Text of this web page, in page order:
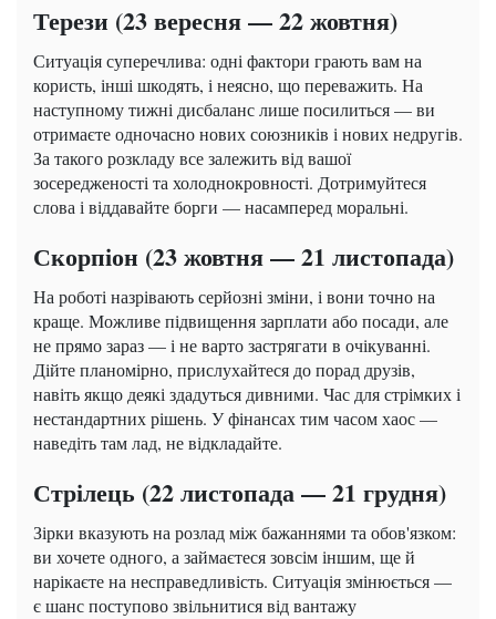
Терези (23 вересня — 22 жовтня)
Ситуація суперечлива: одні фактори грають вам на
користь, інші шкодять, і неясно, що переважить. На
наступному тижні дисбаланс лише посилиться — ви
отримаєте одночасно нових союзників і нових недругів.
За такого розкладу все залежить від вашої
зосередженості та холоднокровності. Дотримуйтеся
слова і віддавайте борги — насамперед моральні.
Скорпіон (23 жовтня — 21 листопада)
На роботі назрівають серйозні зміни, і вони точно на
краще. Можливе підвищення зарплати або посади, але
не прямо зараз — і не варто застрягати в очікуванні.
Дійте планомірно, прислухайтеся до порад друзів,
навіть якщо деякі здадуться дивними. Час для стрімких і
нестандартних рішень. У фінансах тим часом хаос —
наведіть там лад, не відкладайте.
Стрілець (22 листопада — 21 грудня)
Зірки вказують на розлад між бажаннями та обов'язком:
ви хочете одного, а займаєтеся зовсім іншим, ще й
нарікаєте на несправедливість. Ситуація змінюється —
є шанс поступово звільнитися від вантажу